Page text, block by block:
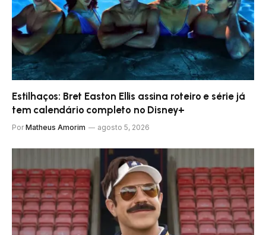
Estilhaços: Bret Easton Ellis assina roteiro e série já
tem calendário completo no Disney+
Por Matheus Amorim agosto 5, 2026